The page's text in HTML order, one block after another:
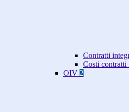
Contratti
Costi contratti
OIV 2